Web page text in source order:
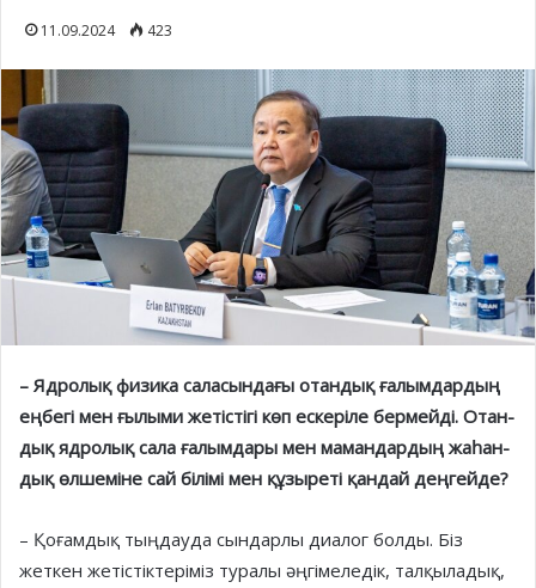
11.09.2024 423
– Ядролық физика сала­сын­­дағы отандық ғалым­дар­дың
еңбегі мен ғылыми жетіс­тігі көп ескеріле бермейді. Отан­
дық ядролық сала ға­лым­дары мен мамандардың жа­һан­
дық өлшеміне сай білімі мен құзы­ре­ті қандай деңгейде?
– Қоғамдық тыңдауда сындарлы диалог болды. Біз
жеткен жетістіктеріміз туралы әңгі­ме­ледік, талқыладық,